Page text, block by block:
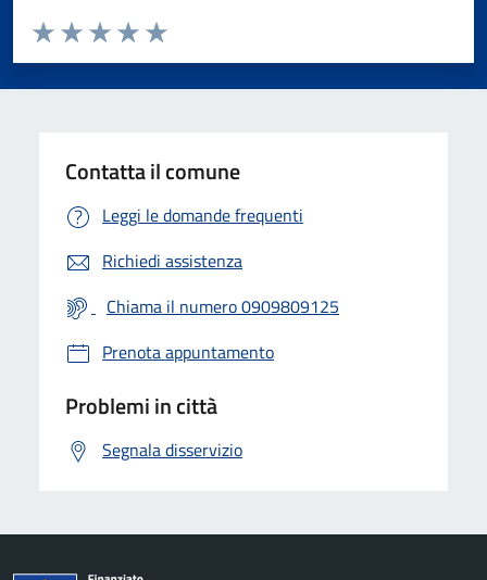
Valuta da 1 a 5 stelle la pagina
Valuta 5 stelle su 5
Valuta 4 stelle su 5
Valuta 3 stelle su 5
Valuta 2 stelle su 5
Valuta 1 stelle su 5
Contatta il comune
Leggi le domande frequenti
Richiedi assistenza
Chiama il numero 0909809125
Prenota appuntamento
Problemi in città
Segnala disservizio